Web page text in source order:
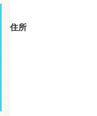
住所